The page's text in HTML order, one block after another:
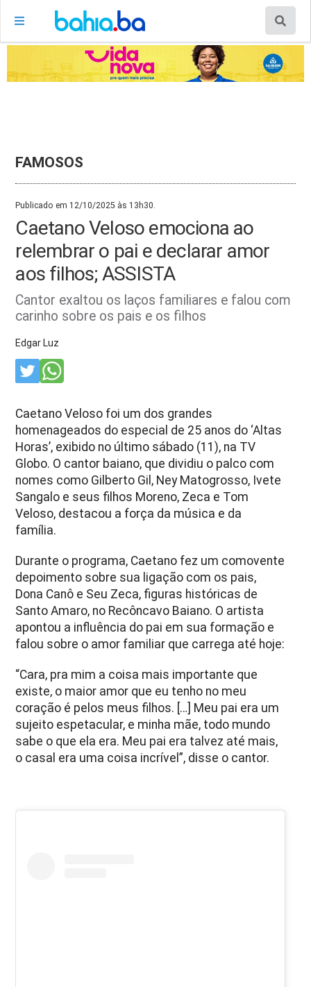
FAMOSOS
Publicado em 12/10/2025 às 13h30.
Caetano Veloso emociona ao
relembrar o pai e declarar amor
aos filhos; ASSISTA
Cantor exaltou os laços familiares e falou com
carinho sobre os pais e os filhos
Edgar Luz
Caetano Veloso foi um dos grandes
homenageados do especial de 25 anos do ‘Altas
Horas’, exibido no último sábado (11), na TV
Globo. O cantor baiano, que dividiu o palco com
nomes como Gilberto Gil, Ney Matogrosso, Ivete
Sangalo e seus filhos Moreno, Zeca e Tom
Veloso, destacou a força da música e da
família.
Durante o programa, Caetano fez um comovente
depoimento sobre sua ligação com os pais,
Dona Canô e Seu Zeca, figuras históricas de
Santo Amaro, no Recôncavo Baiano. O artista
apontou a influência do pai em sua formação e
falou sobre o amor familiar que carrega até hoje:
“Cara, pra mim a coisa mais importante que
existe, o maior amor que eu tenho no meu
coração é pelos meus filhos. […] Meu pai era um
sujeito espetacular, e minha mãe, todo mundo
sabe o que ela era. Meu pai era talvez até mais,
o casal era uma coisa incrível”, disse o cantor.